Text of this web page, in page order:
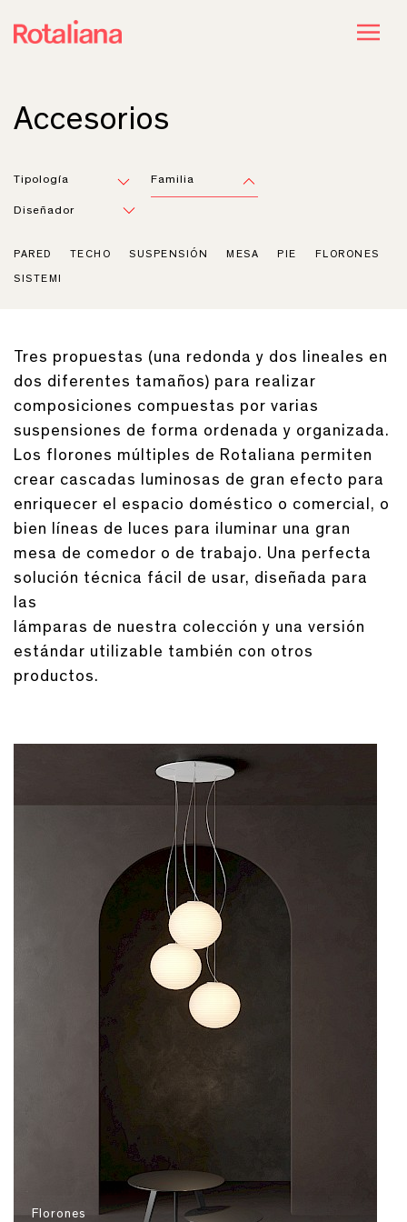
Accesorios
Tipología Familia
Diseñador
PARED TECHO SUSPENSIÓN MESA PIE FLORONES
SISTEMI
Tres propuestas (una redonda y dos lineales en
dos diferentes tamaños) para realizar
composiciones compuestas por varias
suspensiones de forma ordenada y organizada.
Los florones múltiples de Rotaliana permiten
crear cascadas luminosas de gran efecto para
enriquecer el espacio doméstico o comercial, o
bien líneas de luces para iluminar una gran
mesa de comedor o de trabajo. Una perfecta
solución técnica fácil de usar, diseñada para
las
lámparas de nuestra colección y una versión
estándar utilizable también con otros
productos.
Florones